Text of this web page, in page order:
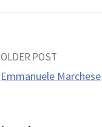
Post
OLDER POST
Emmanuele Marchese